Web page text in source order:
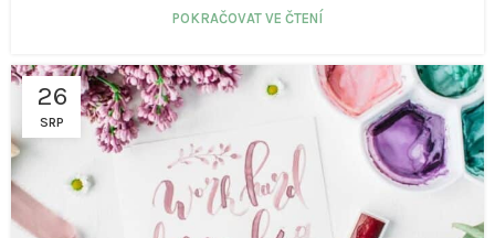
POKRAČOVAT VE ČTENÍ
26
SRP